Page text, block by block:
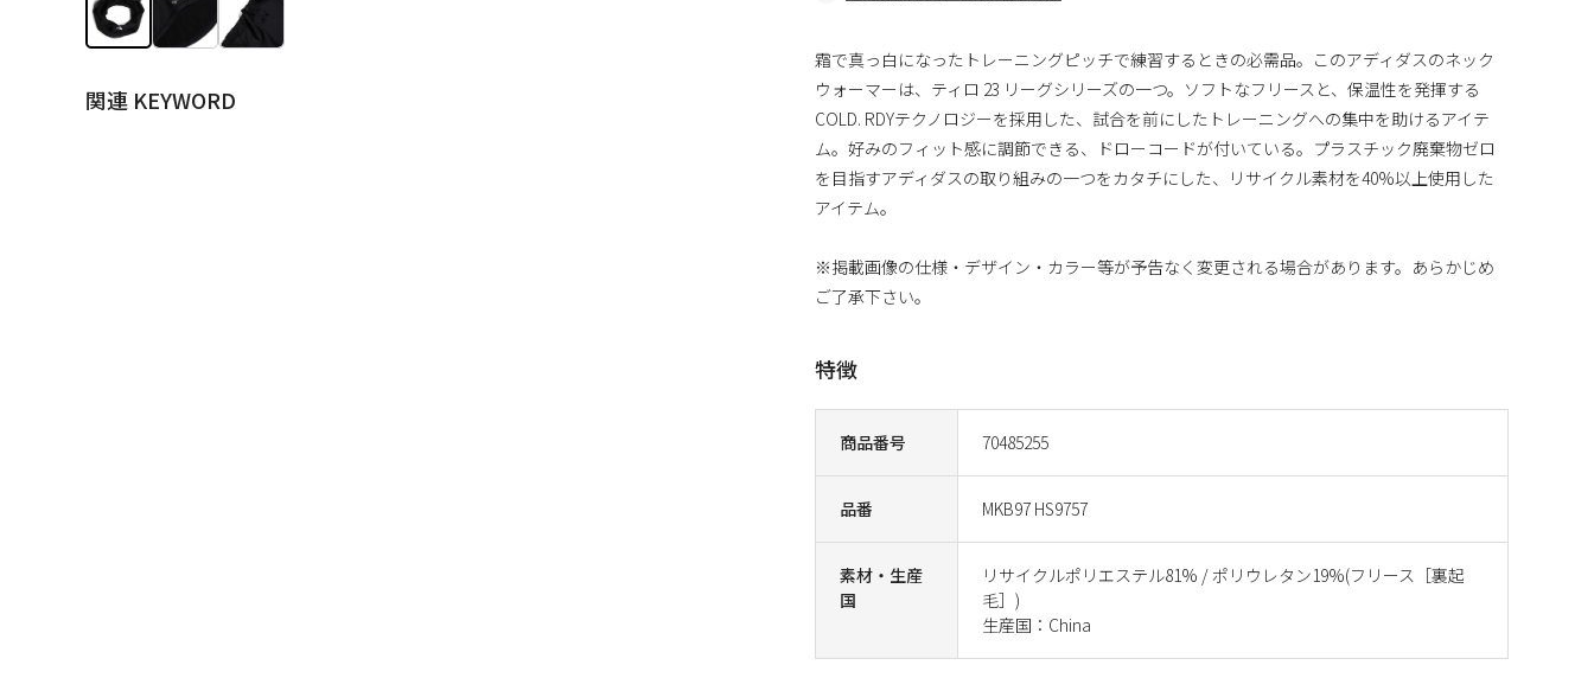
関連 KEYWORD
商品番号 70485255
品番 MKB97 HS9757
素材・生産
国
リサイクルポリエステル81% / ポリウレタン19%(フリース［裏起
毛］)
生産国：China
霜で真っ白になったトレーニングピッチで練習するときの必需品。このアディダスのネック
ウォーマーは、ティロ 23 リーグシリーズの一つ。ソフトなフリースと、保温性を発揮する
COLD. RDYテクノロジーを採用した、試合を前にしたトレーニングへの集中を助けるアイテ
ム。好みのフィット感に調節できる、ドローコードが付いている。プラスチック廃棄物ゼロ
を目指すアディダスの取り組みの一つをカタチにした、リサイクル素材を40%以上使用した
アイテム。
※掲載画像の仕様・デザイン・カラー等が予告なく変更される場合があります。あらかじめ
ご了承下さい。
特徴